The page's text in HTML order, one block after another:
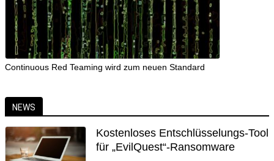
Continuous Red Teaming wird zum neuen Standard
NEWS
Kostenloses Entschlüsselungs-Tool
für „EvilQuest“-Ransomware